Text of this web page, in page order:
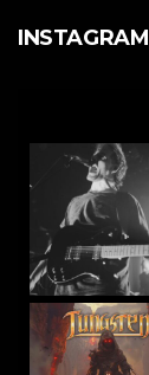
INSTAGRAM